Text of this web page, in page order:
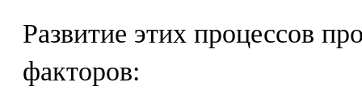
Развитие этих процессов
факторов: